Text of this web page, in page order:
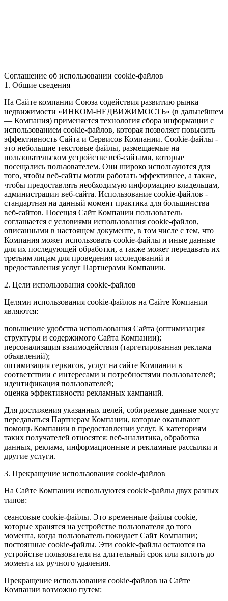
Соглашение об использовании cookie-файлов
1. Общие сведения
На Сайте компании Союза содействия развитию рынка
недвижимости «ИНКОМ-НЕДВИЖИМОСТЬ» (в дальнейшем
— Компания) применяется технология сбора информации с
использованием cookie-файлов, которая позволяет повысить
эффективность Сайта и Сервисов Компании. Сookie-файлы -
это небольшие текстовые файлы, размещаемые на
пользовательском устройстве веб-сайтами, которые
посещались пользователем. Они широко используются для
того, чтобы веб-сайты могли работать эффективнее, а также,
чтобы предоставлять необходимую информацию владельцам,
администрации веб-сайта. Использование cookie-файлов -
стандартная на данный момент практика для большинства
веб-сайтов. Посещая Сайт Компании пользователь
соглашается с условиями использования cookie-файлов,
описанными в настоящем документе, в том числе с тем, что
Компания может использовать cookie-файлы и иные данные
для их последующей обработки, а также может передавать их
третьим лицам для проведения исследований и
предоставления услуг Партнерами Компании.
2. Цели использования cookie-файлов
Целями использования cookie-файлов на Сайте Компании
являются:
повышение удобства использования Сайта (оптимизация
структуры и содержимого Сайта Компании);
персонализация взаимодействия (таргетированная реклама
объявлений);
оптимизация сервисов, услуг на сайте Компании в
соответствии с интересами и потребностями пользователей;
идентификация пользователей;
оценка эффективности рекламных кампаний.
Для достижения указанных целей, собираемые данные могут
передаваться Партнерам Компании, которые оказывают
помощь Компании в предоставлении услуг. К категориям
таких получателей относятся: веб-аналитика, обработка
данных, реклама, информационные и рекламные рассылки и
другие услуги.
3. Прекращение использования cookie-файлов
На Сайте Компании используются cookie-файлы двух разных
типов:
сеансовые cookie-файлы. Это временные файлы cookie,
которые хранятся на устройстве пользователя до того
момента, когда пользователь покидает Сайт Компании;
постоянные cookie-файлы. Эти cookie-файлы остаются на
устройстве пользователя на длительный срок или вплоть до
момента их ручного удаления.
Прекращение использования cookie-файлов на Сайте
Компании возможно путем: